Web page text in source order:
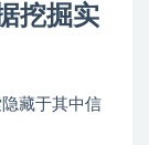
挖掘实
藏于其中信